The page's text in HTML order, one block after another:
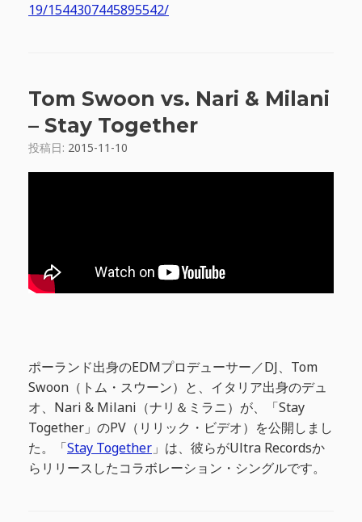
19/1544307445895542/
Tom Swoon vs. Nari & Milani
– Stay Together
投稿日: 2015-11-10
ポーランド出身のEDMプロデューサー／DJ、Tom
Swoon（トム・スウーン）と、イタリア出身のデュ
オ、Nari & Milani（ナリ＆ミラニ）が、「Stay
Together」のPV（リリック・ビデオ）を公開しまし
た。「Stay Together 」は、彼らがUltra Recordsか
らリリースしたコラボレーション・シングルです。